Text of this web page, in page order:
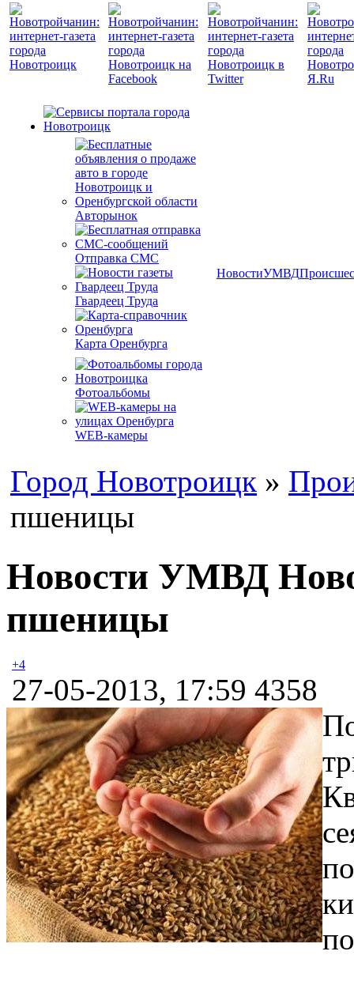
Авторынок
Отправка СМС
Гвардеец Труда
Карта Оренбурга
Фотоальбомы
WEB-камеры
НовостиУМВД
Город Новотроицк »
пшеницы
Новости УМВД
пшеницы
+4
27-05-2013, 17:59 4358